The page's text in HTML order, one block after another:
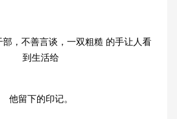
，不善言谈，一双粗糙 的手让人看
到生活给
他留下的印记。